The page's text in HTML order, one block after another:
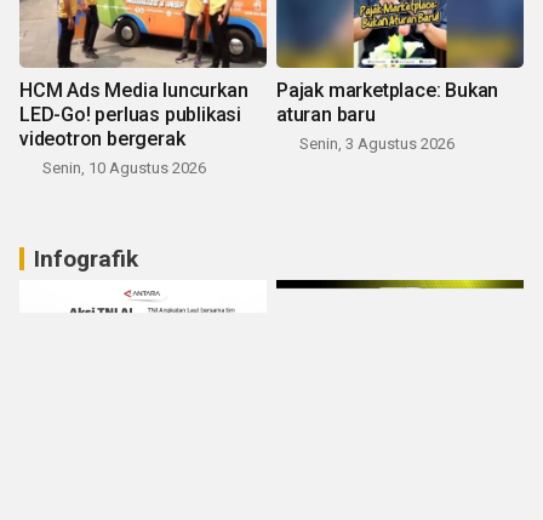
HCM Ads Media luncurkan
LED-Go! perluas publikasi
videotron bergerak
Senin, 10 Agustus 2026
Pajak marketplace: Bukan
aturan baru
Senin, 3 Agustus 2026
Infografik